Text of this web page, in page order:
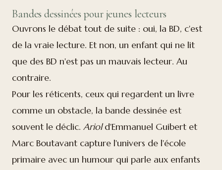
Bandes dessinées pour jeunes lecteurs
Ouvrons le débat tout de suite : oui, la BD, c'est
de la vraie lecture. Et non, un enfant qui ne lit
que des BD n'est pas un mauvais lecteur. Au
contraire.
Pour les réticents, ceux qui regardent un livre
comme un obstacle, la bande dessinée est
souvent le déclic. Ariold'Emmanuel Guibert et
Marc Boutavant capture l'univers de l'école
primaire avec un humour qui parle aux enfants